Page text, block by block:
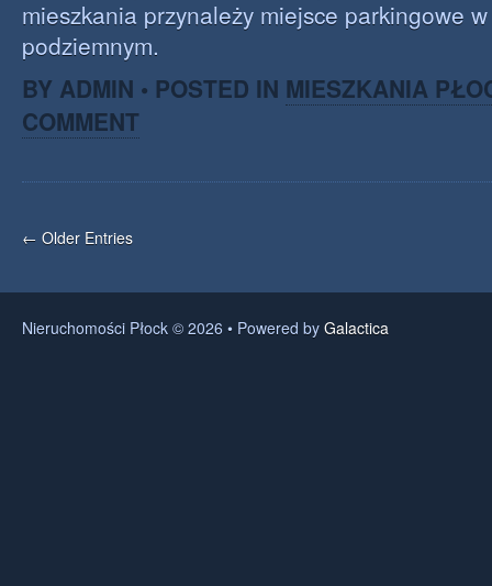
mieszkania przynależy miejsce parkingowe
podziemnym.
BY ADMIN • POSTED IN MIESZKANIA
COMMENT
← Older Entries
Nieruchomości Płock © 2026 • Powered by Galactica